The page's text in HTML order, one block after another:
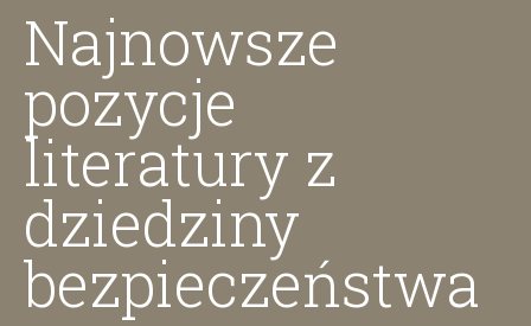
Najnowsze
pozycje
literatury z
dziedziny
bezpieczeństwa